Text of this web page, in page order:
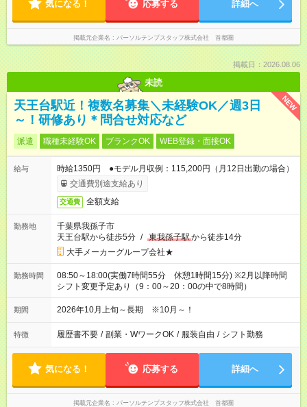
気になる！ 応募する 詳細へ
掲載元企業名 パーソルテンプスタッフ株式会社 首都圏
掲載日：2026.08.06
未読
NEW
天王台駅近！複数名募集＼未経験OK／週3日
～！研修あり＊問合せ対応など
派遣 職種未経験OK ブランクOK WEB登録・面接OK
給与
時給1350円 ●モデル月収例：115,200円（月12日出勤の場合）
交通費別途支給あり
交通費 全額支給
勤務地
千葉県我孫子市
天王台駅から徒歩5分 / 東我孫子駅から徒歩14分
大手メーカーグループ会社★
勤務時間
08:50～18:00(実働7時間55分 休憩1時間15分) ※2月以降時間
シフト変更予定あり（9：00～20：00の中で8時間）
期間 2026年10月上旬～長期 ※10月～！
特徴 履歴書不要 / 副業・WワークOK / 服装自由 / シフト勤務
気になる！ 応募する 詳細へ
掲載元企業名 パーソルテンプスタッフ株式会社 首都圏